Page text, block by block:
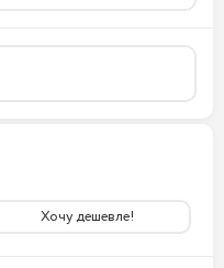
Хочу дешевле!